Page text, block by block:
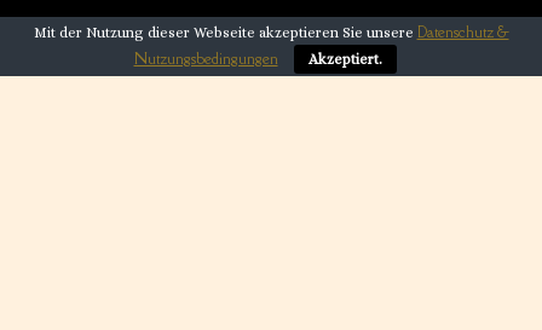
Copyright © 2026 Berlin Tartarus BDSM Studio
Mit der Nutzung dieser Webseite akzeptieren Sie unsere Datenschutz &
Nutzungsbedingungen
Akzeptiert.